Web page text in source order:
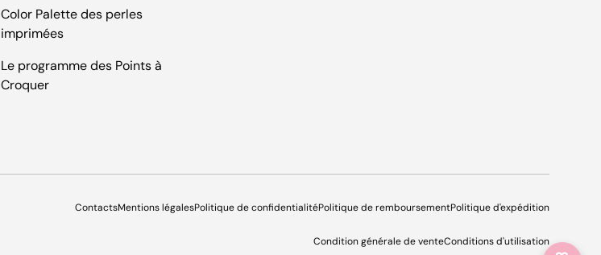
Color Palette des perles
imprimées
Le programme des Points à
Croquer
ContactsMentions légalesPolitique de confidentialitéPolitique de remboursementPolitique d'expédition
Condition générale de venteConditions d'utilisation